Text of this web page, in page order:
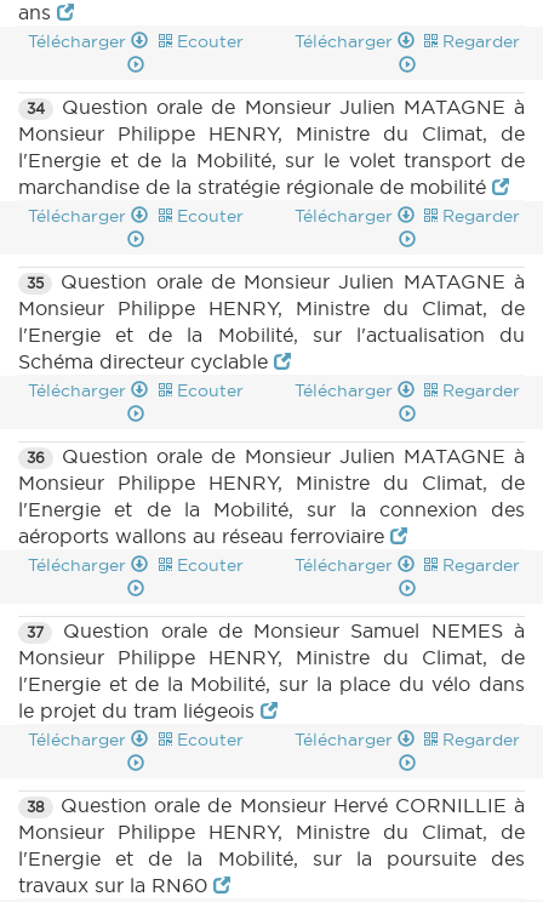
ans
Télécharger Ecouter Télécharger Regarder
34
Question orale de Monsieur Julien MATAGNE à
Monsieur Philippe HENRY, Ministre du Climat, de
l'Energie et de la Mobilité, sur le volet transport de
marchandise de la stratégie régionale de mobilité
Télécharger Ecouter Télécharger Regarder
35
Question orale de Monsieur Julien MATAGNE à
Monsieur Philippe HENRY, Ministre du Climat, de
l'Energie et de la Mobilité, sur l'actualisation du
Schéma directeur cyclable
Télécharger Ecouter Télécharger Regarder
36
Question orale de Monsieur Julien MATAGNE à
Monsieur Philippe HENRY, Ministre du Climat, de
l'Energie et de la Mobilité, sur la connexion des
aéroports wallons au réseau ferroviaire
Télécharger Ecouter Télécharger Regarder
37
Question orale de Monsieur Samuel NEMES à
Monsieur Philippe HENRY, Ministre du Climat, de
l'Energie et de la Mobilité, sur la place du vélo dans
le projet du tram liégeois
Télécharger Ecouter Télécharger Regarder
38
Question orale de Monsieur Hervé CORNILLIE à
Monsieur Philippe HENRY, Ministre du Climat, de
l'Energie et de la Mobilité, sur la poursuite des
travaux sur la RN60